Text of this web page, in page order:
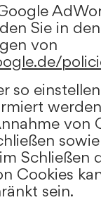
Sie in den
von
so
von
Schließen
Cookies
sein.